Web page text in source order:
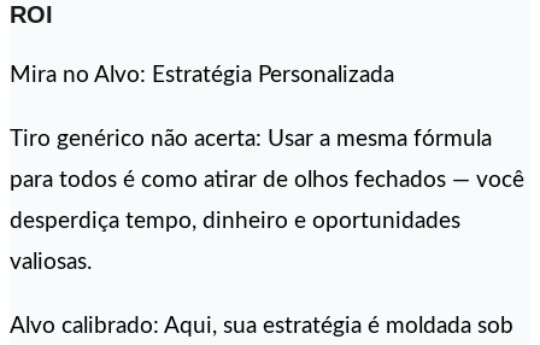
ROI
Mira no Alvo: Estratégia Personalizada
Tiro genérico não acerta: Usar a mesma fórmula
para todos é como atirar de olhos fechados — você
desperdiça tempo, dinheiro e oportunidades
valiosas.
Alvo calibrado: Aqui, sua estratégia é moldada sob